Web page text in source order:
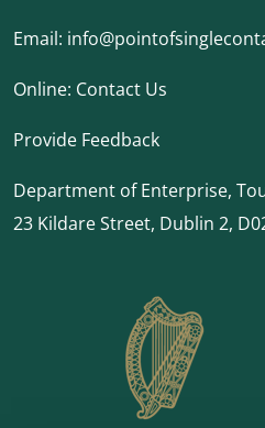
Email:
Online: Contact Us
Provide Feedback
Department of Enterprise,
23 Kildare Street, Dublin 2,